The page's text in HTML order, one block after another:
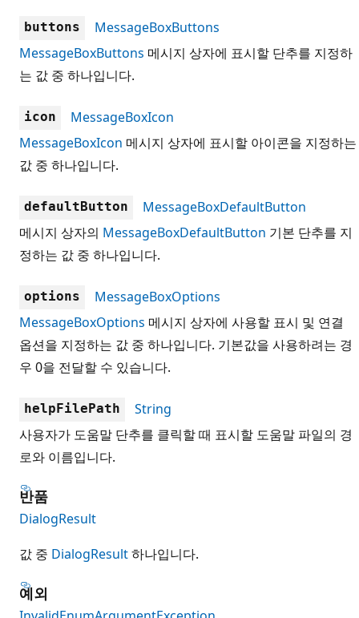
buttons
MessageBoxButtons
MessageBoxButtons 메시지 상자에 표시할 단추를 지정하
는 값 중 하나입니다.
icon
MessageBoxIcon
MessageBoxIcon 메시지 상자에 표시할 아이콘을 지정하는
값 중 하나입니다.
defaultButton
MessageBoxDefaultButton
메시지 상자의 MessageBoxDefaultButton 기본 단추를 지
정하는 값 중 하나입니다.
options
MessageBoxOptions
MessageBoxOptions 메시지 상자에 사용할 표시 및 연결
옵션을 지정하는 값 중 하나입니다. 기본값을 사용하려는 경
우 0을 전달할 수 있습니다.
helpFilePath
String
사용자가 도움말 단추를 클릭할 때 표시할 도움말 파일의 경
로와 이름입니다.
반품
DialogResult
값 중 DialogResult하나입니다.
예외